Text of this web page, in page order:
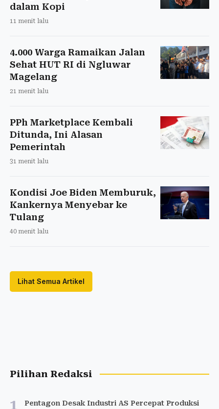
dalam Kopi
11 menit lalu
4.000 Warga Ramaikan Jalan
Sehat HUT RI di Ngluwar
Magelang
21 menit lalu
PPh Marketplace Kembali
Ditunda, Ini Alasan
Pemerintah
31 menit lalu
Kondisi Joe Biden Memburuk,
Kankernya Menyebar ke
Tulang
40 menit lalu
Lihat Semua Artikel
Pilihan Redaksi
1
Pentagon Desak Industri AS Percepat Produksi